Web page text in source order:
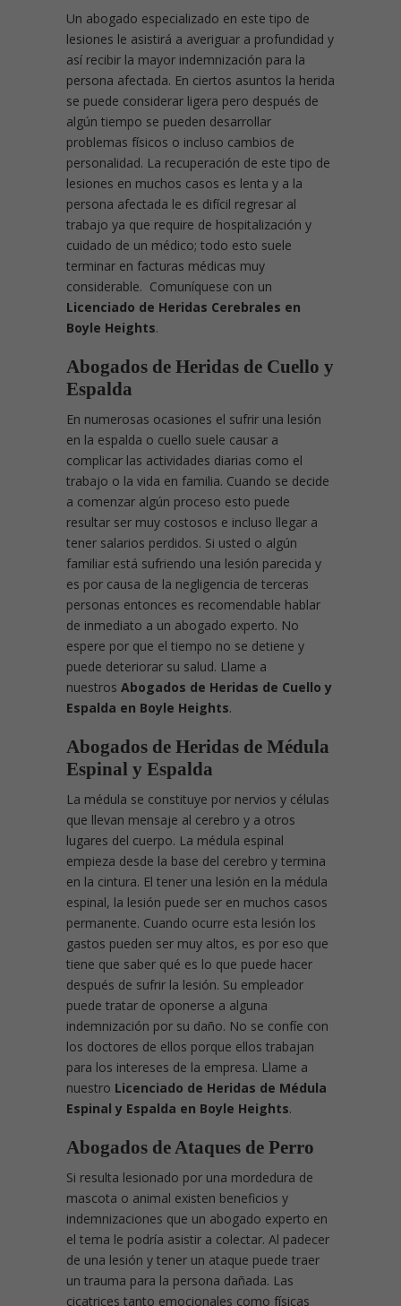
Un abogado especializado en este tipo de
lesiones le asistirá a averiguar a profundidad y
así recibir la mayor indemnización para la
persona afectada. En ciertos asuntos la herida
se puede considerar ligera pero después de
algún tiempo se pueden desarrollar
problemas físicos o incluso cambios de
personalidad. La recuperación de este tipo de
lesiones en muchos casos es lenta y a la
persona afectada le es difícil regresar al
trabajo ya que require de hospitalización y
cuidado de un médico; todo esto suele
terminar en facturas médicas muy
considerable. Comuníquese con un
Licenciado de Heridas Cerebrales en
Boyle Heights.
Abogados de Heridas de Cuello y
Espalda
En numerosas ocasiones el sufrir una lesión
en la espalda o cuello suele causar a
complicar las actividades diarias como el
trabajo o la vida en familia. Cuando se decide
a comenzar algún proceso esto puede
resultar ser muy costosos e incluso llegar a
tener salarios perdidos. Si usted o algún
familiar está sufriendo una lesión parecida y
es por causa de la negligencia de terceras
personas entonces es recomendable hablar
de inmediato a un abogado experto. No
espere por que el tiempo no se detiene y
puede deteriorar su salud. Llame a
nuestros Abogados de Heridas de Cuello y
Espalda en Boyle Heights.
Abogados de Heridas de Médula
Espinal y Espalda
La médula se constituye por nervios y células
que llevan mensaje al cerebro y a otros
lugares del cuerpo. La médula espinal
empieza desde la base del cerebro y termina
en la cintura. El tener una lesión en la médula
espinal, la lesión puede ser en muchos casos
permanente. Cuando ocurre esta lesión los
gastos pueden ser muy altos, es por eso que
tiene que saber qué es lo que puede hacer
después de sufrir la lesión. Su empleador
puede tratar de oponerse a alguna
indemnización por su daño. No se confíe con
los doctores de ellos porque ellos trabajan
para los intereses de la empresa. Llame a
nuestro Licenciado de Heridas de Médula
Espinal y Espalda en Boyle Heights.
Abogados de Ataques de Perro
Si resulta lesionado por una mordedura de
mascota o animal existen beneficios y
indemnizaciones que un abogado experto en
el tema le podría asistir a colectar. Al padecer
de una lesión y tener un ataque puede traer
un trauma para la persona dañada. Las
cicatrices tanto emocionales como físicas